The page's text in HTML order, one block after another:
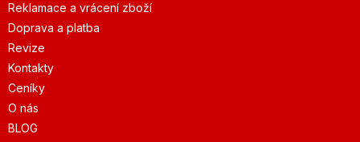
Reklamace a vrácení zboží
Doprava a platba
Revize
Kontakty
Ceníky
O nás
BLOG